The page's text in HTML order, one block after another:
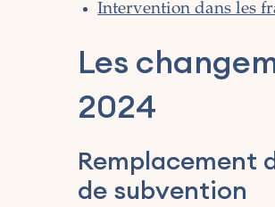
Intervention dans les
Les
2024
Remplacement
de subvention